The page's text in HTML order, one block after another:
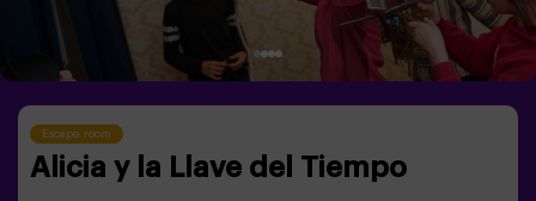
Escape room
Alicia y la Llave del Tiempo